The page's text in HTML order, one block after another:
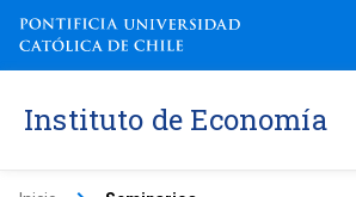
Instituto de Economía